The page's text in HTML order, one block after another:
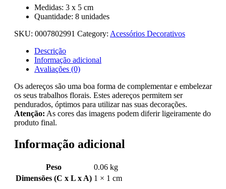
Medidas: 3 x 5 cm
Quantidade: 8 unidades
SKU: 0007802991 Category: Acessórios Decorativos
Descrição
Informação adicional
Avaliações (0)
Os adereços são uma boa forma de complementar e embelezar
os seus trabalhos florais. Estes adereços permitem ser
pendurados, óptimos para utilizar nas suas decorações.
Atenção: As cores das imagens podem diferir ligeiramente do
produto final.
Informação adicional
Peso
0.06 kg
Dimensões (C x L x A) 1 × 1 cm